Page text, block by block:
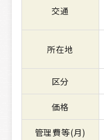
交通
所在地
区分
価格
管理費等(月)